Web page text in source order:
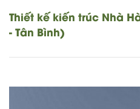
Thiết kế kiến trúc Nhà
- Tân Bình)